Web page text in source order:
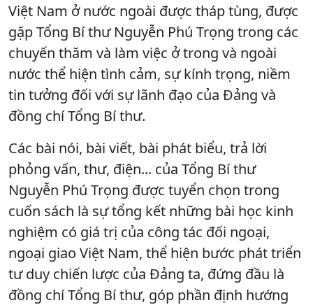
Việt Nam ở nước ngoài được tháp tùng, được
gặp Tổng Bí thư Nguyễn Phú Trọng trong các
chuyến thăm và làm việc ở trong và ngoài
nước thể hiện tình cảm, sự kính trọng, niềm
tin tưởng đối với sự lãnh đạo của Đảng và
đồng chí Tổng Bí thư.
Các bài nói, bài viết, bài phát biểu, trả lời
phỏng vấn, thư, điện... của Tổng Bí thư
Nguyễn Phú Trọng được tuyển chọn trong
cuốn sách là sự tổng kết những bài học kinh
nghiệm có giá trị của công tác đối ngoại,
ngoại giao Việt Nam, thể hiện bước phát triển
tư duy chiến lược của Đảng ta, đứng đầu là
đồng chí Tổng Bí thư, góp phần định hướng